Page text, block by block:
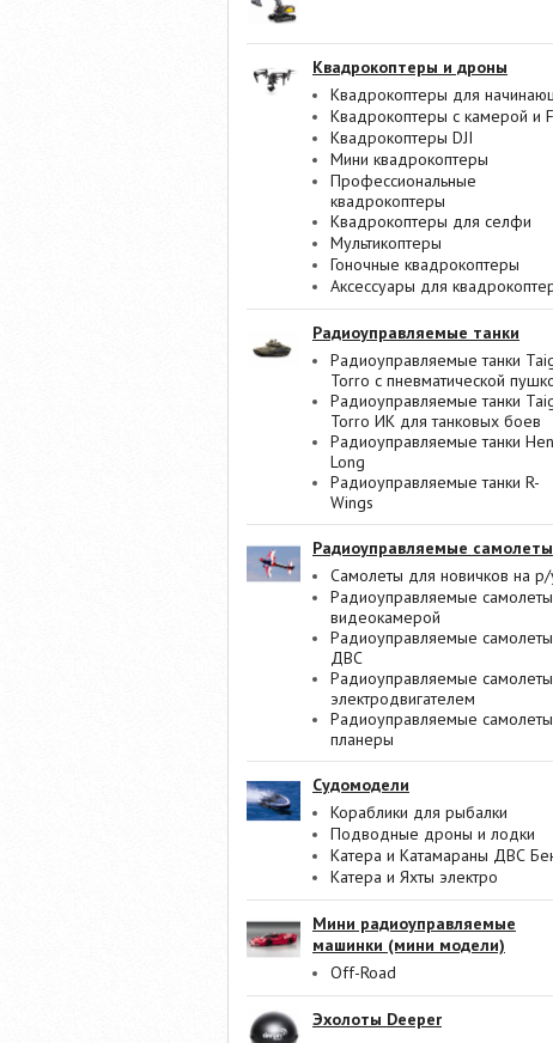
Квадрокоптеры и дроны
Квадрокоптеры для
Квадрокоптеры с камерой и
Квадрокоптеры DJI
Мини квадрокоптеры
Профессиональные
квадрокоптеры
Квадрокоптеры для селфи
Мультикоптеры
Гоночные квадрокоптеры
Аксессуары для
Радиоуправляемые танки
Радиоуправляемые танки
Torro с пневматической
Радиоуправляемые танки
Torro ИК для танковых боев
Радиоуправляемые танки
Long
Радиоуправляемые танки R-
Wings
Радиоуправляемые самолеты
Самолеты для новичков на
Радиоуправляемые
видеокамерой
Радиоуправляемые
ДВС
Радиоуправляемые
электродвигателем
Радиоуправляемые
планеры
Судомодели
Кораблики для рыбалки
Подводные дроны и лодки
Катера и Катамараны ДВС
Катера и Яхты электро
Мини радиоуправляемые
машинки (мини модели)
Off-Road
Эхолоты Deeper